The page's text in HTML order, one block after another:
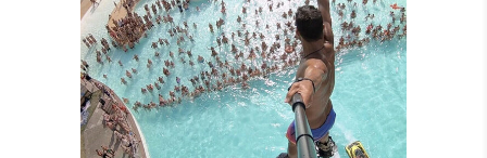
SPETTACOLI IN
PISCINA